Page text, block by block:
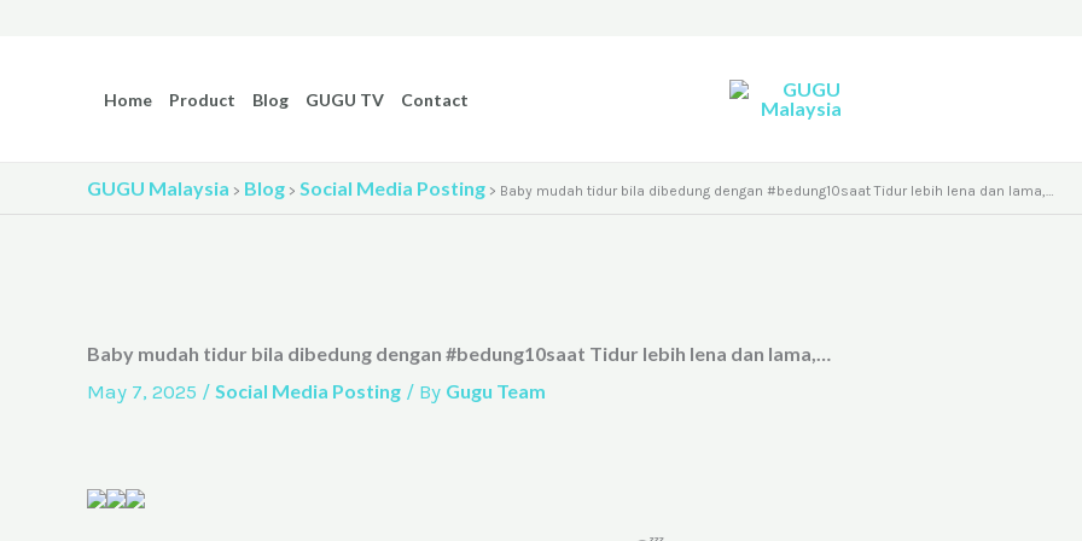
Home Product Blog GUGU TV Contact
GUGU Malaysia > Blog > Social Media Posting > Baby mudah tidur bila dibedung dengan #bedung10saat Tidur lebih lena dan lama,…
Baby mudah tidur bila dibedung dengan #bedung10saat Tidur lebih lena dan lama,…
May 7, 2025 / Social Media Posting / By Gugu Team